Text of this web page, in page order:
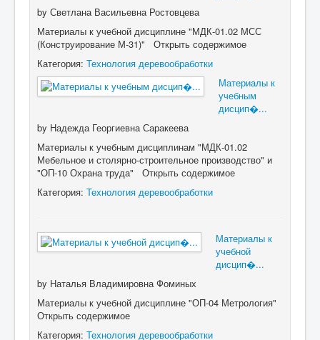
by Светлана Васильевна Ростовцева
Материалы к учебной дисциплине "МДК-01.02 МСС
(Конструирование М-31)" Открыть содержимое
Категория: Технология деревообработки
Материалы к
учебным
дисцип�...
by Надежда Георгиевна Саракеева
Материалы к учебным дисциплинам "МДК-01.02
Мебельное и столярно-строительное производство" и
"ОП-10 Охрана труда" Открыть содержимое
Категория: Технология деревообработки
Материалы к
учебной
дисцип�...
by Наталья Владимировна Фоминых
Материалы к учебной дисциплине "ОП-04 Метрология"
Открыть содержимое
Категория: Технология деревообработки